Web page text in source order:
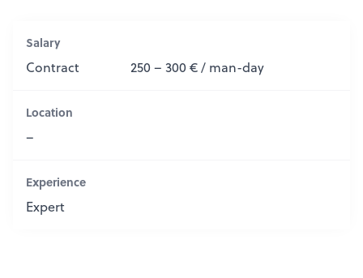
Salary
Contract 250 – 300 € / man-day
Location
–
Experience
Expert